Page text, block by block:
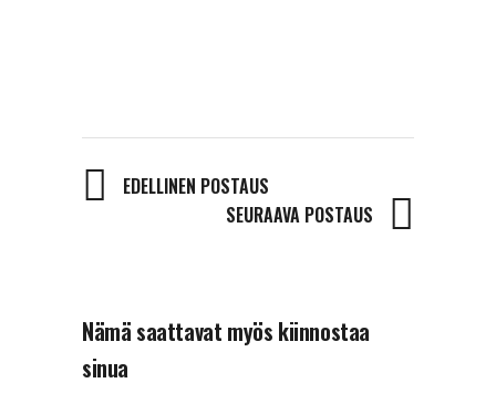
EDELLINEN POSTAUS
SEURAAVA POSTAUS
Nämä saattavat myös kiinnostaa
sinua